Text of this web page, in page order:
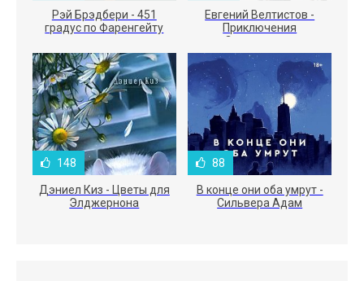
Рэй Брэдбери - 451
градус по Фаренгейту
Евгений Велтистов -
Приключения
Электроника
148
Дэниел Киз - Цветы для
Элджернона
88
В конце они оба умрут -
Сильвера Адам